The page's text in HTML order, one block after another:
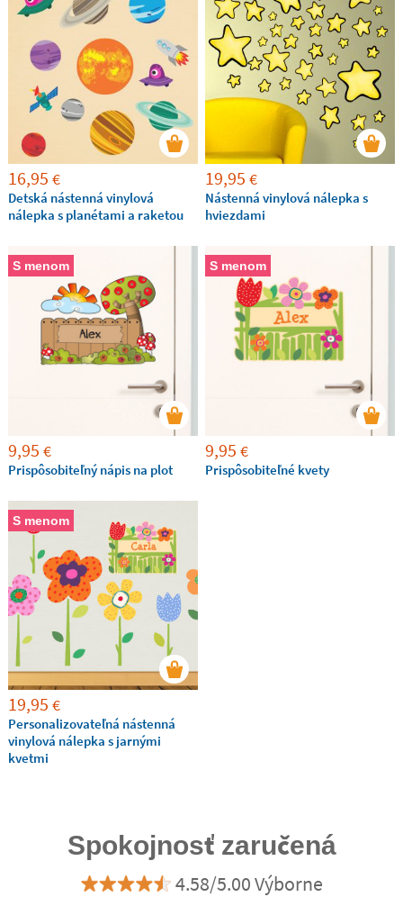
16,95 €
Detská nástenná vinylová
nálepka s planétami a raketou
19,95 €
Nástenná vinylová nálepka s
hviezdami
S menom
9,95 €
Prispôsobiteľný nápis na plot
S menom
9,95 €
Prispôsobiteľné kvety
S menom
19,95 €
Personalizovateľná nástenná
vinylová nálepka s jarnými
kvetmi
Spokojnosť zaručená
4.58/5.00 Výborne